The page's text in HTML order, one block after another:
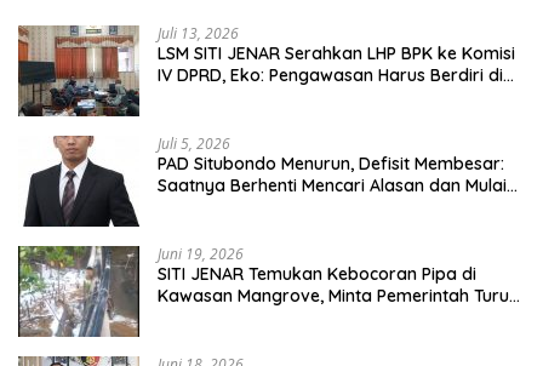
Juli 13, 2026
LSM SITI JENAR Serahkan LHP BPK ke Komisi
IV DPRD, Eko: Pengawasan Harus Berdiri di
Juli 5, 2026
PAD Situbondo Menurun, Defisit Membesar:
Saatnya Berhenti Mencari Alasan dan Mulai
Juni 19, 2026
SITI JENAR Temukan Kebocoran Pipa di
Kawasan Mangrove, Minta Pemerintah Turun